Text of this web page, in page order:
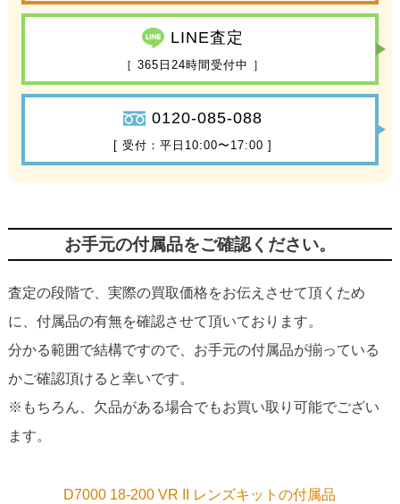
LINE査定
［ 365日24時間受付中 ］
0120-085-088
[ 受付：平日10:00〜17:00 ]
お手元の付属品をご確認ください。
査定の段階で、実際の買取価格をお伝えさせて頂くため
に、付属品の有無を確認させて頂いております。
分かる範囲で結構ですので、お手元の付属品が揃っている
かご確認頂けると幸いです。
※もちろん、欠品がある場合でもお買い取り可能でござい
ます。
D7000 18-200 VR II レンズキットの付属品